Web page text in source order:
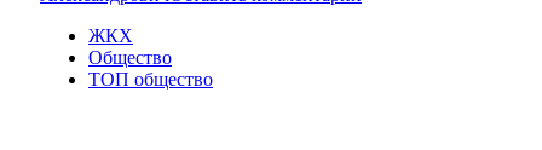
ЖКХ
Общество
ТОП общество